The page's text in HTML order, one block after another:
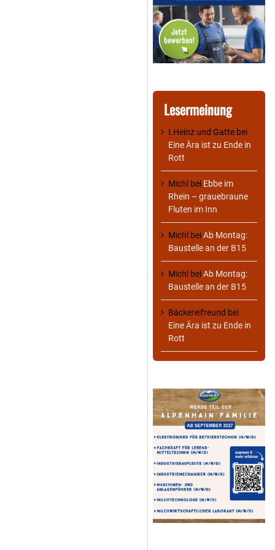
Lesermeinung
I.Heinz und Gatte bei
Eine Ära ist zu Ende in
Rott
Michl bei Ebbe im
Rhein – grauebraune
Fluten im Inn
Michl beiAb Montag:
Baustelle an der B15
Michl beiAb Montag:
Baustelle an der B15
Bäckereifreund bei
Eine Ära ist zu Ende in
Rott